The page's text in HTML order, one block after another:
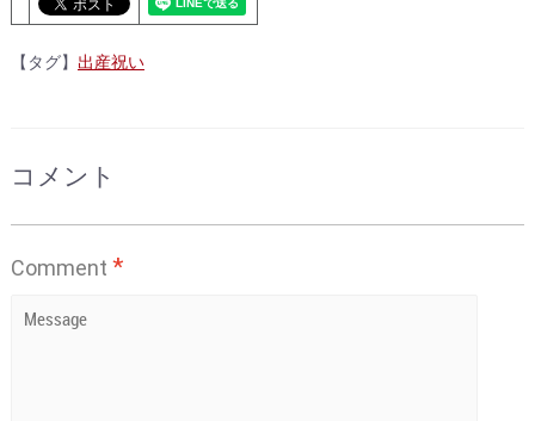
【タグ】 出産祝い
コメント
Comment *